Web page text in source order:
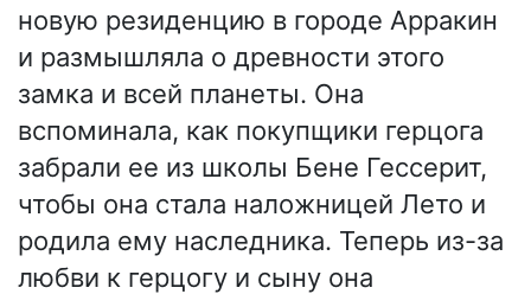
новую резиденцию в городе Арракин
и размышляла о древности этого
замка и всей планеты. Она
вспоминала, как покупщики герцога
забрали ее из школы Бене Гессерит,
чтобы она стала наложницей Лето и
родила ему наследника. Теперь из-за
любви к герцогу и сыну она